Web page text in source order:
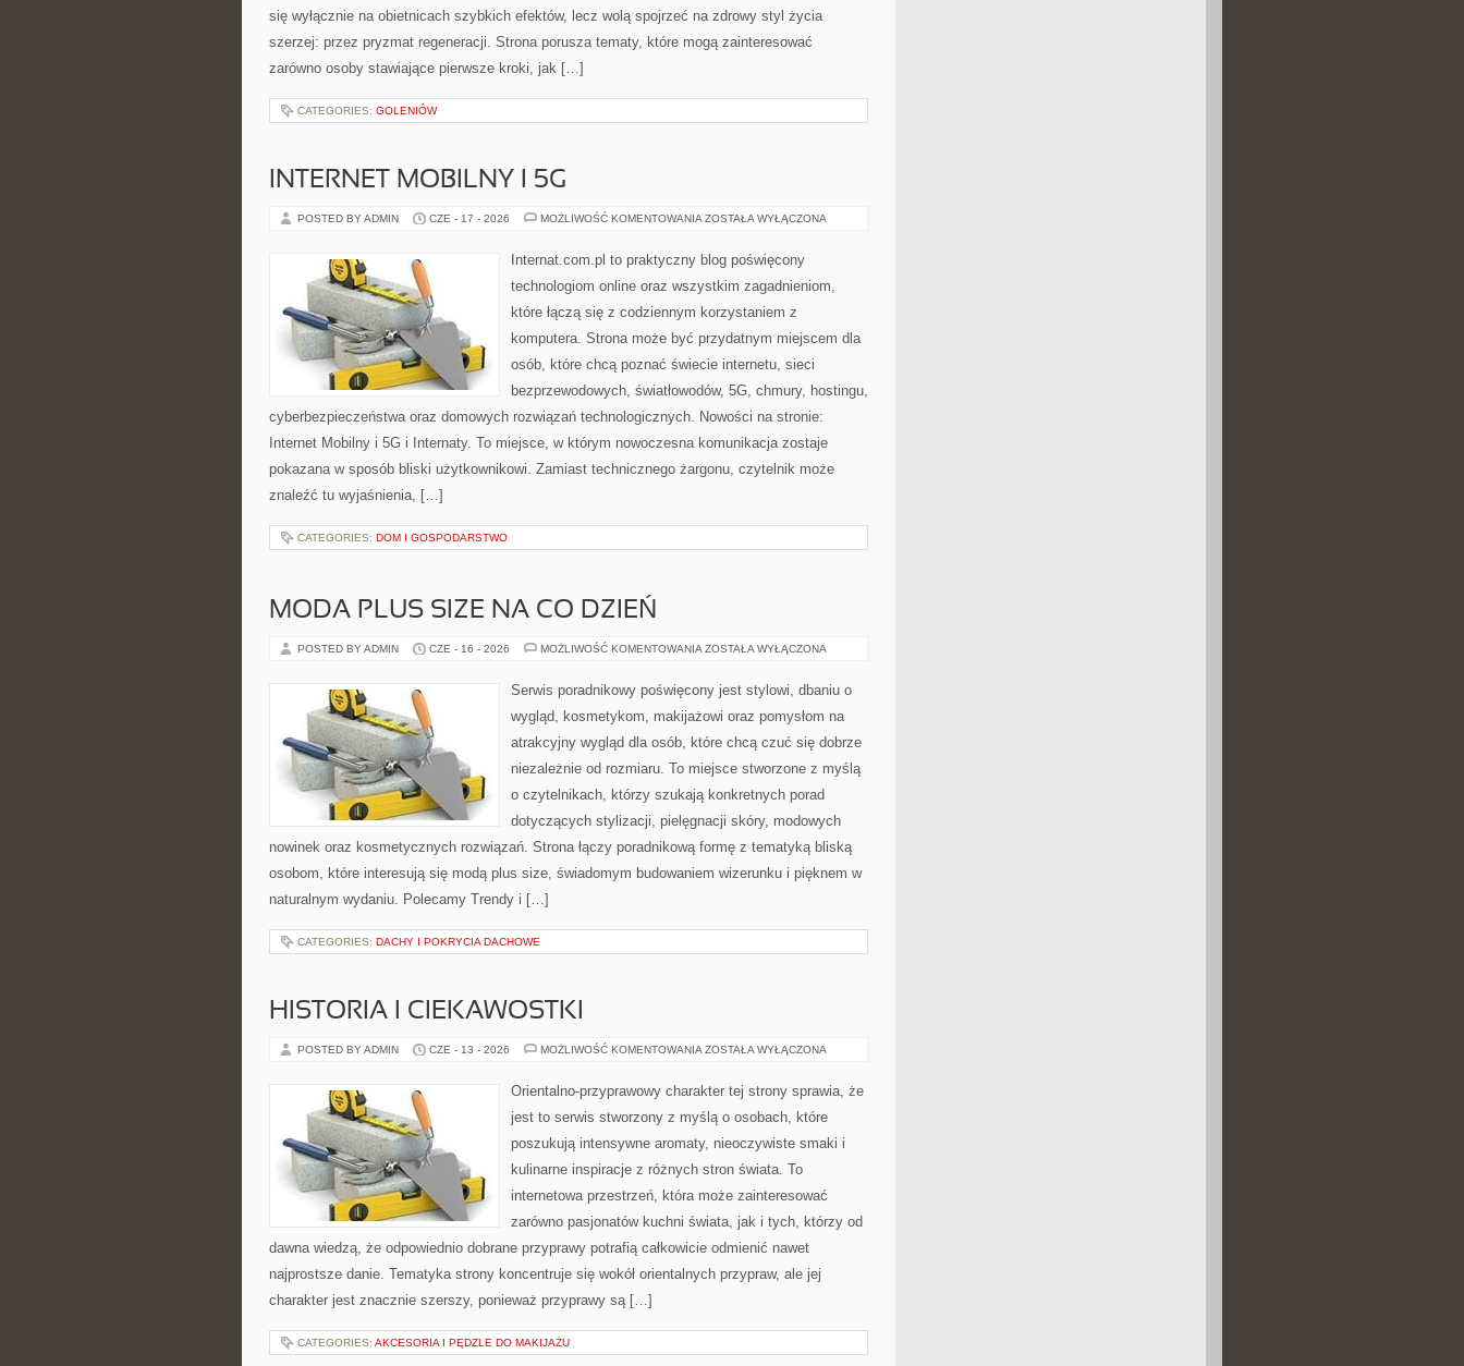
się wyłącznie na obietnicach szybkich efektów, lecz wolą spojrzeć na zdrowy styl życia
szerzej: przez pryzmat regeneracji. Strona porusza tematy, które mogą zainteresować
zarówno osoby stawiające pierwsze kroki, jak […]
CATEGORIES: GOLENIÓW
INTERNET MOBILNY I 5G
POSTED BY ADMIN CZE - 17 - 2026 MOŻLIWOŚĆ KOMENTOWANIA INTERNET
5G
ZOSTAŁA WYŁĄCZONA
Internat.com.pl to praktyczny blog poświęcony
technologiom online oraz wszystkim zagadnieniom,
które łączą się z codziennym korzystaniem z
komputera. Strona może być przydatnym miejscem dla
osób, które chcą poznać świecie internetu, sieci
bezprzewodowych, światłowodów, 5G, chmury, hostingu,
cyberbezpieczeństwa oraz domowych rozwiązań technologicznych. Nowości na stronie:
Internet Mobilny i 5G i Internaty. To miejsce, w którym nowoczesna komunikacja zostaje
pokazana w sposób bliski użytkownikowi. Zamiast technicznego żargonu, czytelnik może
znaleźć tu wyjaśnienia, […]
CATEGORIES: DOM I GOSPODARSTWO
MODA PLUS SIZE NA CO DZIEŃ
POSTED BY ADMIN CZE - 16 - 2026 MOŻLIWOŚĆ KOMENTOWANIA MODA
CO
ZOSTAŁA WYŁĄCZONA
Serwis poradnikowy poświęcony jest stylowi, dbaniu o
wygląd, kosmetykom, makijażowi oraz pomysłom na
atrakcyjny wygląd dla osób, które chcą czuć się dobrze
niezależnie od rozmiaru. To miejsce stworzone z myślą
o czytelnikach, którzy szukają konkretnych porad
dotyczących stylizacji, pielęgnacji skóry, modowych
nowinek oraz kosmetycznych rozwiązań. Strona łączy poradnikową formę z tematyką bliską
osobom, które interesują się modą plus size, świadomym budowaniem wizerunku i pięknem w
naturalnym wydaniu. Polecamy Trendy i […]
CATEGORIES: DACHY I POKRYCIA DACHOWE
HISTORIA I CIEKAWOSTKI
POSTED BY ADMIN CZE - 13 - 2026 MOŻLIWOŚĆ KOMENTOWANIA HISTORIA
ZOSTAŁA WYŁĄCZONA
Orientalno-przyprawowy charakter tej strony sprawia, że
jest to serwis stworzony z myślą o osobach, które
poszukują intensywne aromaty, nieoczywiste smaki i
kulinarne inspiracje z różnych stron świata. To
internetowa przestrzeń, która może zainteresować
zarówno pasjonatów kuchni świata, jak i tych, którzy od
dawna wiedzą, że odpowiednio dobrane przyprawy potrafią całkowicie odmienić nawet
najprostsze danie. Tematyka strony koncentruje się wokół orientalnych przypraw, ale jej
charakter jest znacznie szerszy, ponieważ przyprawy są […]
CATEGORIES: AKCESORIA I PĘDZLE DO MAKIJAŻU